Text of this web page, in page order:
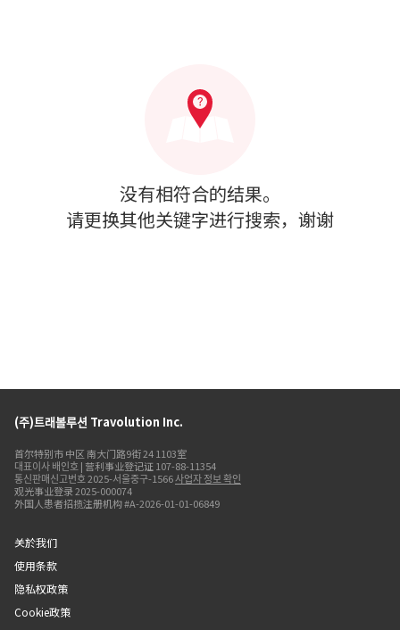
没有相符合的结果。
请更换其他关键字进行搜索，谢谢
(주)트래볼루션 Travolution Inc.
首尔特别市 中区 南大门路9街 24 1103室
대표이사 배인호 | 营利事业登记证 107-88-11354
통신판매신고번호 2025-서울중구-1566사업자 정보 확인
观光事业登录 2025-000074
外国人患者招揽注册机构 #A-2026-01-01-06849
关於我们
使用条款
隐私权政策
Cookie政策